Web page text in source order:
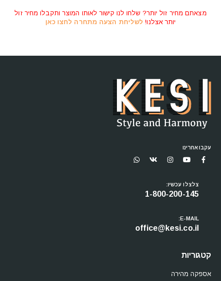
מצאתם מחיר זול יותר? שלחו לנו קישור לאותו המוצר ותקבלו מחיר זול
יותר אצלנו! לשליחת הצעה מתחרה לחצו כאן
עקבו אחרינו
צלצלו עכשיו:
1-800-200-145
E-MAIL:
office@kesi.co.il
קטגוריות
אספקה מהירה